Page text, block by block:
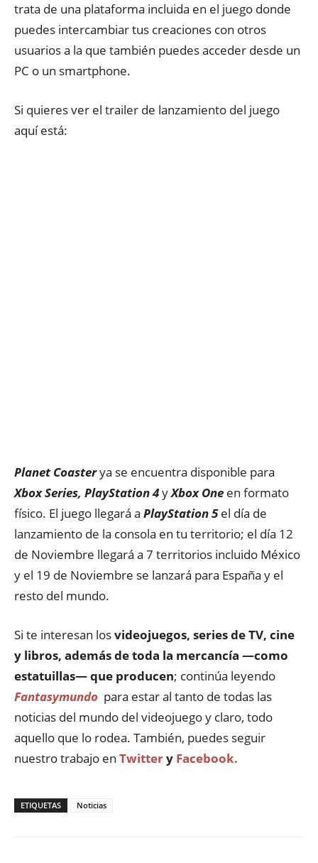
trata de una plataforma incluida en el juego donde
puedes intercambiar tus creaciones con otros
usuarios a la que también puedes acceder desde un
PC o un smartphone.
Si quieres ver el trailer de lanzamiento del juego
aquí está:
Planet Coasterya se encuentra disponible para
Xbox Series, PlayStation 4yXbox One en formato
físico. El juego llegará a PlayStation 5el día de
lanzamiento de la consola en tu territorio; el día 12
de Noviembre llegará a 7 territorios incluido México
y el 19 de Noviembre se lanzará para España y el
resto del mundo.
Si te interesan losvideojuegos, series de TV, cine
y libros, además de toda la mercancía —como
estatuillas— que producen; continúa leyendo
Fantasymundo para estar al tanto de todas las
noticias del mundo del videojuego y claro, todo
aquello que lo rodea. También, puedes seguir
nuestro trabajo en Twittery Facebook.
ETIQUETAS Noticias